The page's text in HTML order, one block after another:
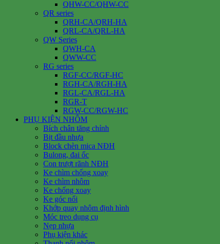
QHW-CC/QHW-CC
QR series
QRH-CA/QRH-HA
QRL-CA/QRL-HA
QW Series
QWH-CA
QWW-CC
RG series
RGF-CC/RGF-HC
RGH-CA/RGH-HA
RGL-CA/RGL-HA
RGR-T
RGW-CC/RGW-HC
PHỤ KIỆN NHÔM
Bích chân tăng chỉnh
Bịt đầu nhựa
Block chèn mica NĐH
Bulong, đai ốc
Con trượt rãnh NĐH
Ke chìm chống xoay
Ke chìm nhôm
Ke chống xoay
Ke góc nổi
Khớp quay nhôm định hình
Móc treo dụng cụ
Nẹp nhựa
Phụ kiện khác